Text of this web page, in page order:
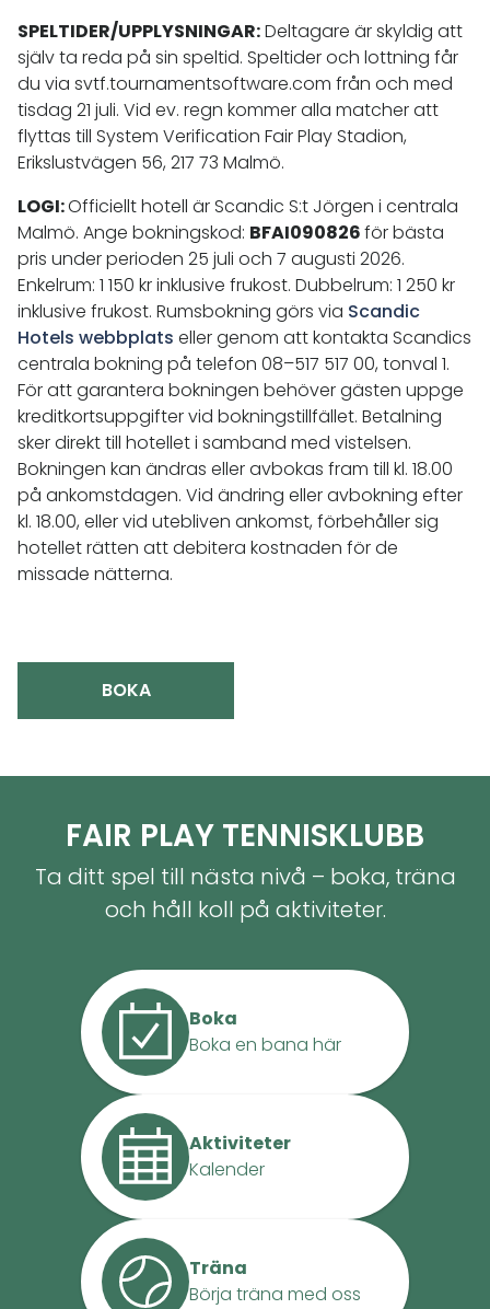
SPELTIDER/UPPLYSNINGAR:Deltagare är skyldig att
själv ta reda på sin speltid. Speltider och lottning får
du via svtf.tournamentsoftware.com från och med
tisdag 21 juli. Vid ev. regn kommer alla matcher att
flyttas till System Verification Fair Play Stadion,
Erikslustvägen 56, 217 73 Malmö.
LOGI:Officiellt hotell är Scandic S:t Jörgen i centrala
Malmö. Ange bokningskod: BFAI090826för bästa
pris under perioden 25 juli och 7 augusti 2026.
Enkelrum: 1 150 kr inklusive frukost. Dubbelrum: 1 250 kr
inklusive frukost. Rumsbokning görs via Scandic
Hotels webbplats eller genom att kontakta Scandics
centrala bokning på telefon 08–517 517 00, tonval 1.
För att garantera bokningen behöver gästen uppge
kreditkortsuppgifter vid bokningstillfället. Betalning
sker direkt till hotellet i samband med vistelsen.
Bokningen kan ändras eller avbokas fram till kl. 18.00
på ankomstdagen. Vid ändring eller avbokning efter
kl. 18.00, eller vid utebliven ankomst, förbehåller sig
hotellet rätten att debitera kostnaden för de
missade nätterna.
BOKA
FAIR PLAY TENNISKLUBB
Ta ditt spel till nästa nivå – boka, träna
och håll koll på aktiviteter.
Boka
Boka en bana här
Träna
Börja träna med oss
Aktiviteter
Kalender